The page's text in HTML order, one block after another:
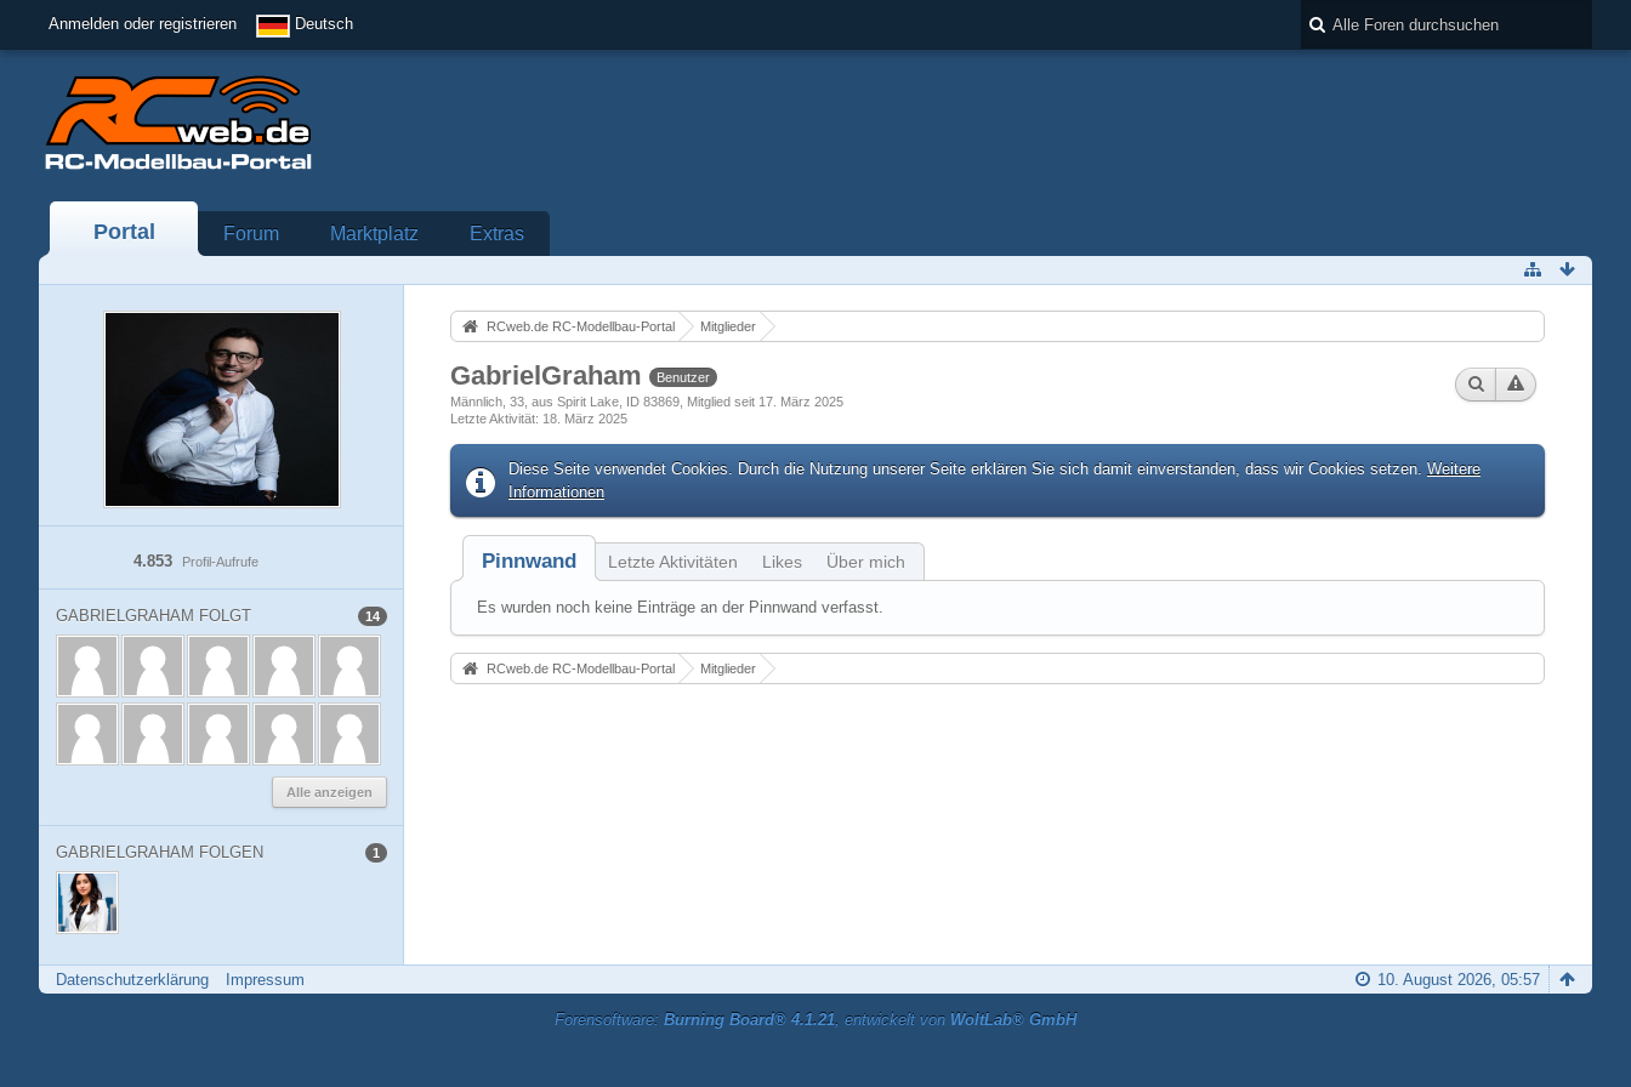
Anmelden oder registrieren Deutsch
Portal Forum Marktplatz Extras
Profil-Aufrufe
4.853
GABRIELGRAHAM FOLGT 14
Alle anzeigen
GABRIELGRAHAM FOLGEN 1
RCweb.de RC-Modellbau-Portal Mitglieder
GabrielGraham
Benutzer
Männlich 33 aus Spirit Lake, ID 83869 Mitglied seit 17. März 2025
Letzte Aktivität 18. März 2025
Diese Seite verwendet Cookies. Durch die Nutzung unserer Seite erklären Sie sich damit einverstanden, dass wir Cookies setzen. Weitere
Informationen
Pinnwand Letzte Aktivitäten Likes Über mich
Es wurden noch keine Einträge an der Pinnwand verfasst.
RCweb.de RC-Modellbau-Portal Mitglieder
Datenschutzerklärung Impressum 10. August 2026, 05:57
Forensoftware: Burning Board® 4.1.21, entwickelt von WoltLab® GmbH